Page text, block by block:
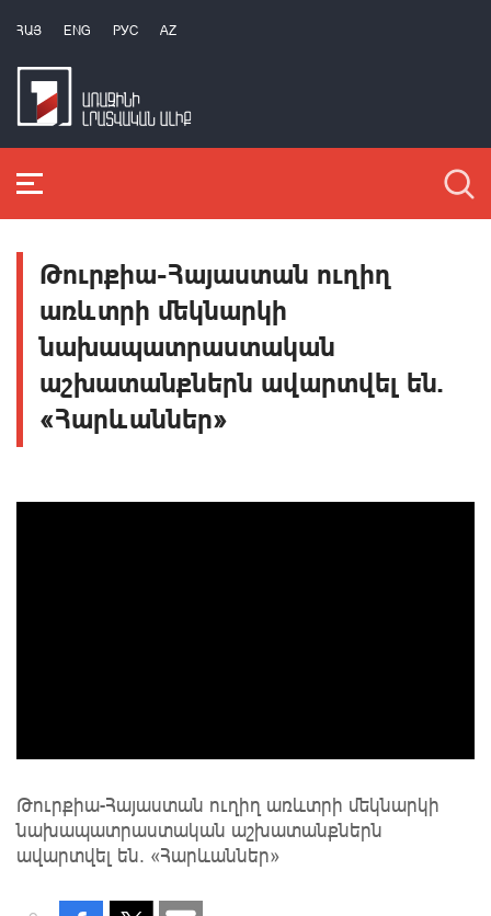
ՀԱՅ ENG РУС AZ
Թուրքիա-Հայաստան ուղիղ
առևտրի մեկնարկի
նախապատրաստական
աշխատանքներն ավարտվել են.
«Հարևաններ»
Թուրքիա-Հայաստան ուղիղ առևտրի մեկնարկի
նախապատրաստական աշխատանքներն
ավարտվել են. «Հարևաններ»